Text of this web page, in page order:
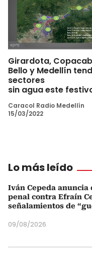
Girardota,
Bello y Medellín
sectores
sin agua este
Caracol Radio Medellín
15/03/2022
Lo más leído
Iván Cepeda anuncia
penal contra Efraín
señalamientos de
09/08/2026